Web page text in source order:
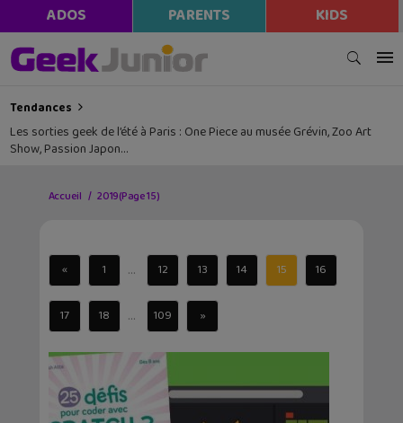
ADOS PARENTS KIDS
Tendances
Les sorties geek de l’été à Paris : One Piece au musée Grévin, Zoo Art
Show, Passion Japon…
Accueil 2019(Page 15)
« 1 ... 12 13 14 15 16
17 18 ... 109 »